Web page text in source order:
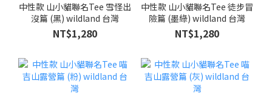
中性款 山小貓聯名Tee 雪怪出
沒篇 (黑) wildland 台灣
NT$1,280
中性款 山小貓聯名Tee 徒步冒
險篇 (墨綠) wildland 台灣
NT$1,280